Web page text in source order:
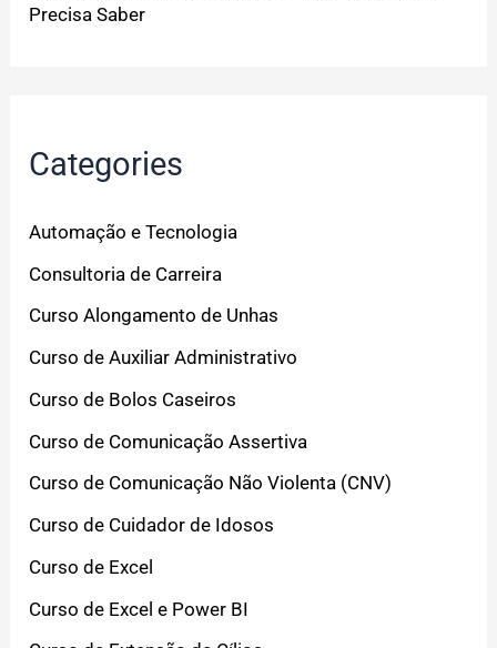
Precisa Saber
Categories
Automação e Tecnologia
Consultoria de Carreira
Curso Alongamento de Unhas
Curso de Auxiliar Administrativo
Curso de Bolos Caseiros
Curso de Comunicação Assertiva
Curso de Comunicação Não Violenta (CNV)
Curso de Cuidador de Idosos
Curso de Excel
Curso de Excel e Power BI